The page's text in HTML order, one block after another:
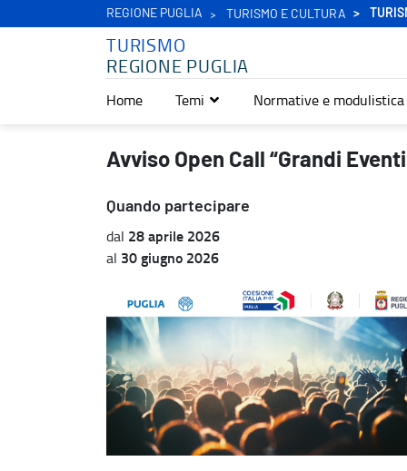
REGIONE PUGLIA TURISMO E CULTURA
TURISMO
REGIONE PUGLIA
Home Temi Normative e modulistica
Avviso Open Call “Grandi Eventi Secondo Semestre 2026” -
Avviso Open Call “Grandi
Quando partecipare
dal 28 aprile 2026
al 30 giugno 2026